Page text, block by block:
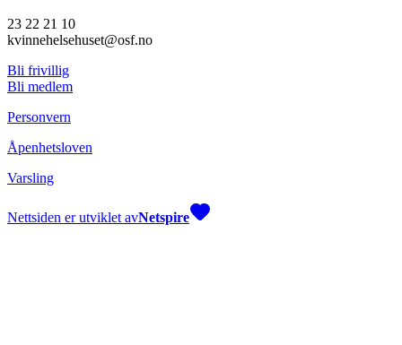
23 22 21 10
kvinnehelsehuset@osf.no
Bli frivillig
Bli medlem
Personvern
Åpenhetsloven
Varsling
Nettsiden er utviklet avNetspire